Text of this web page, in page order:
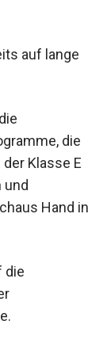
auf lange
die
Klasse E
und
Hand in
die